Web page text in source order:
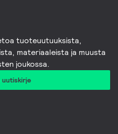
tuoteuutuuksista,
materiaaleista ja muusta
joukossa.
uutiskirje